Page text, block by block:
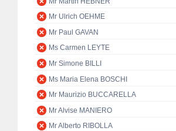
Mr Ulrich OEHME
Mr Paul GAVAN
Ms Carmen LEYTE
Mr Simone BILLI
Ms Maria Elena BOSCHI
Mr Maurizio BUCCARELLA
Mr Alvise MANIERO
Mr Alberto RIBOLLA